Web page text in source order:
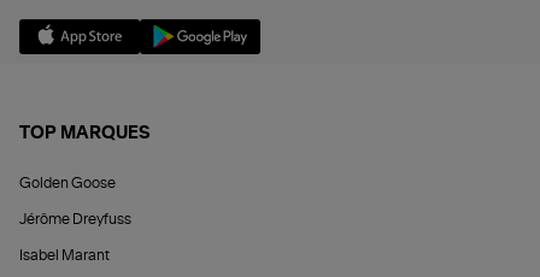
TOP MARQUES
Golden Goose
Jérôme Dreyfuss
Isabel Marant